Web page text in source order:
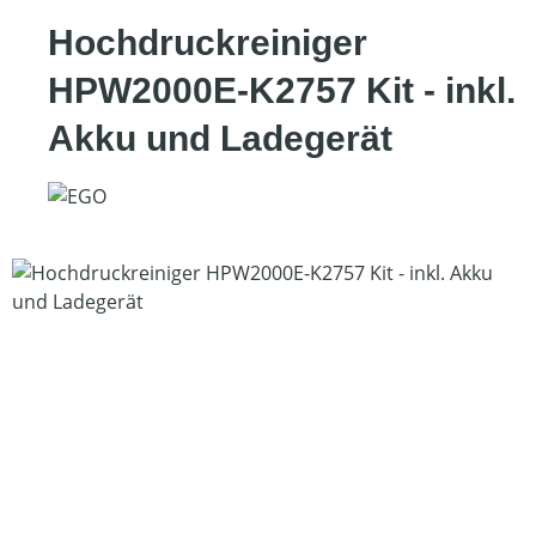
Hochdruckreiniger
HPW2000E-K2757 Kit - inkl.
Akku und Ladegerät
Bildergalerie überspringen